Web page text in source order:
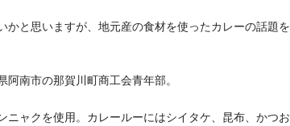
と思いますが、地元産の食材を使ったカレーの話題を
南市の那賀川町商工会青年部。
ャクを使用。カレールーにはシイタケ、昆布、かつお